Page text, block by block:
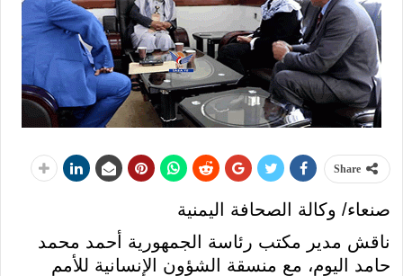
Share
صنعاء/ وكالة الصحافة اليمنية
ناقش مدير مكتب رئاسة الجمهورية أحمد محمد
حامد اليوم، مع منسقة الشؤون الإنسانية للأمم